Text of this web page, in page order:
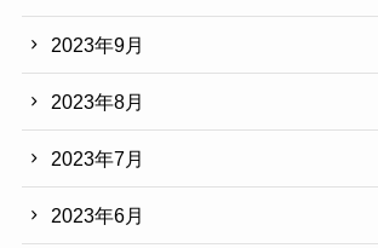
2023年9月
2023年8月
2023年7月
2023年6月